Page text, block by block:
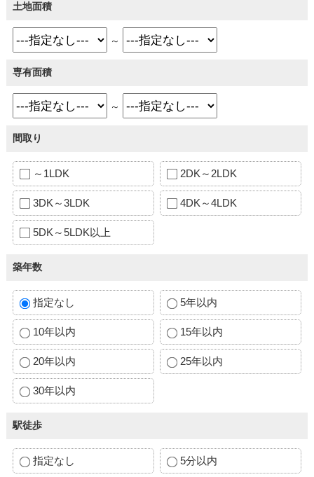
土地面積
～
専有面積
～
間取り
～1LDK 2DK～2LDK
3DK～3LDK 4DK～4LDK
5DK～5LDK以上
築年数
指定なし 5年以内
10年以内 15年以内
20年以内 25年以内
30年以内
駅徒歩
指定なし 5分以内